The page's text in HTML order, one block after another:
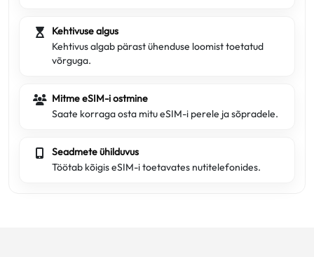
Kehtivuse algus
Kehtivus algab pärast ühenduse loomist toetatud
võrguga.
Mitme eSIM-i ostmine
Saate korraga osta mitu eSIM-i perele ja sõpradele.
Seadmete ühilduvus
Töötab kõigis eSIM-i toetavates nutitelefonides.